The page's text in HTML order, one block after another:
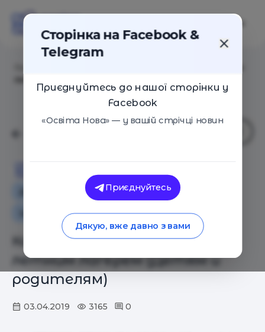
Додаткова освіта для дітей
Центри розвитку дітей
Как побороть страх перед
летним лагерем (Детям и
родителям)
03.04.2019 3165 0
Сторінка на Facebook &
Telegram
Приєднуйтесь до нашої сторінки у
Facebook
«Освіта Нова» — у вашій стрічці новин
Приєднуйтесь
Дякую, вже давно з вами